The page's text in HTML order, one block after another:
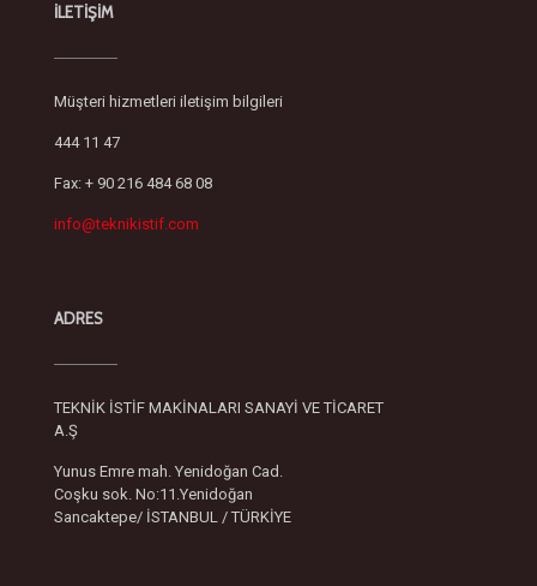
İLETİŞİM
Müşteri hizmetleri iletişim bilgileri
444 11 47
Fax: + 90 216 484 68 08
info@teknikistif.com
ADRES
TEKNİK İSTİF MAKİNALARI SANAYİ VE TİCARET
A.Ş
Yunus Emre mah. Yenidoğan Cad.
Coşku sok. No:11.Yenidoğan
Sancaktepe/ İSTANBUL / TÜRKİYE